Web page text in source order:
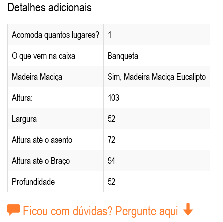
Detalhes adicionais
Acomoda quantos lugares?
1
O que vem na caixa
Banqueta
Madeira Maciça
Sim, Madeira Maciça Eucalipto
Altura:
103
Largura
52
Altura até o asento
72
Altura até o Braço
94
Profundidade
52
Ficou com dúvidas? Pergunte aqui